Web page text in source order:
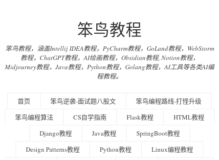
笨鸟教程
笨鸟教程，涵盖Intellij IDEA教程，PyCharm教程，GoLand教程，WebStorm
教程，ChatGPT教程，AI绘画教程，Obsidian教程, Notion教程，
Midjourney教程，Java教程，Python教程，Golang教程，AI工具等各类AI编
程教程。
首页 笨鸟逆袭-面试题八股文
笨鸟编程路线-打怪升级
笨鸟编程算法
CS自学指南 Flask教程
HTML教程
Django教程
Java教程
SpringBoot教程
Design Patterns教程
Python教程
Linux编程教程